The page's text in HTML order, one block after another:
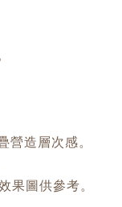
營造層次感。
果圖供參考。